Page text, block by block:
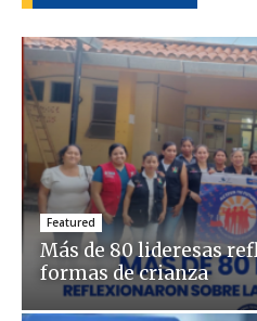
Featured
Más de 80 lideresas
formas de crianza